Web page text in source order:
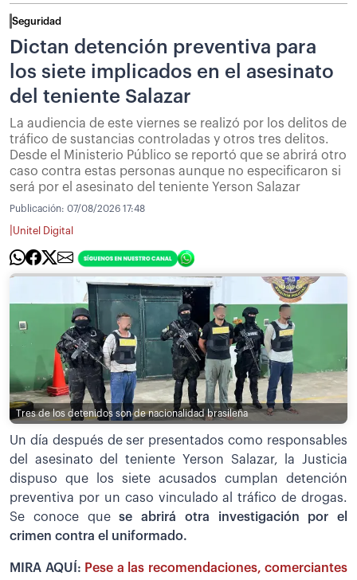
Seguridad
Dictan detención preventiva para
los siete implicados en el asesinato
del teniente Salazar
La audiencia de este viernes se realizó por los delitos de
tráfico de sustancias controladas y otros tres delitos.
Desde el Ministerio Público se reportó que se abrirá otro
caso contra estas personas aunque no especificaron si
será por el asesinato del teniente Yerson Salazar
Publicación: 07/08/2026 17:48
Unitel Digital
Tres de los detenidos son de nacionalidad brasileña
Un día después de ser presentados como responsables
del asesinato del teniente Yerson Salazar, la Justicia
dispuso que los siete acusados cumplan detención
preventiva por un caso vinculado al tráfico de drogas.
Se conoce quese abrirá otra investigación por el
crimen contra el uniformado.
MIRA AQUÍ: Pese a las recomendaciones, comerciantes